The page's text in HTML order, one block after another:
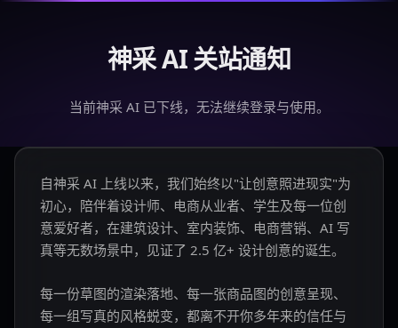
神采 AI 关站通知
当前神采 AI 已下线，无法继续登录与使用。
自神采 AI 上线以来，我们始终以"让创意照进现实"为
初心，陪伴着设计师、电商从业者、学生及每一位创
意爱好者，在建筑设计、室内装饰、电商营销、AI 写
真等无数场景中，见证了 2.5 亿+ 设计创意的诞生。
每一份草图的渲染落地、每一张商品图的创意呈现、
每一组写真的风格蜕变，都离不开你多年来的信任与